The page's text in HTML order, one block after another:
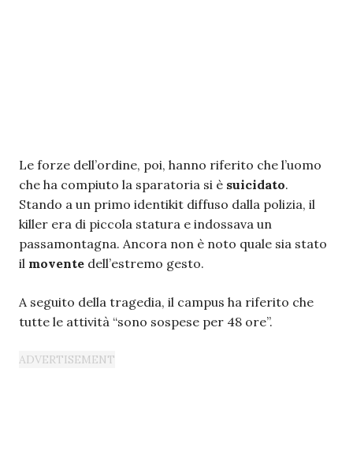
Le forze dell’ordine, poi, hanno riferito che l’uomo
che ha compiuto la sparatoria si è suicidato.
Stando a un primo identikit diffuso dalla polizia, il
killer era di piccola statura e indossava un
passamontagna. Ancora non è noto quale sia stato
il movente dell’estremo gesto.
A seguito della tragedia, il campus ha riferito che
tutte le attività “sono sospese per 48 ore”.